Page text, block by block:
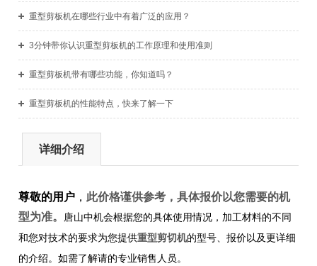
重型剪板机在哪些行业中有着广泛的应用？
3分钟带你认识重型剪板机的工作原理和使用准则
重型剪板机带有哪些功能，你知道吗？
重型剪板机的性能特点，快来了解一下
详细介绍
尊敬的用户 ， 此价格谨供参考，具体报价以您需要的机
型为准。
唐山中机会根据您的具体使用情况，加工材料的不同
和您对技术的要求为您提供重型剪切机的型号、报价以及更详细
的介绍。如需了解请的专业销售人员。